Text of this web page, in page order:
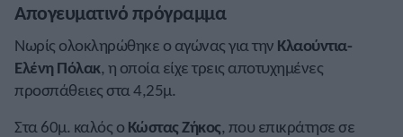
Απογευματινό πρόγραμμα
Νωρίς ολοκληρώθηκε ο αγώνας για την Κλαούντια-
Ελένη Πόλακ, η οποία είχε τρεις αποτυχημένες
προσπάθειες στα 4,25μ.
Στα 60μ. καλός ο Κώστας Ζήκος, που επικράτησε σε